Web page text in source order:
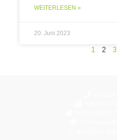
WEITERLESEN »
20. Juni 2023
1 2 3